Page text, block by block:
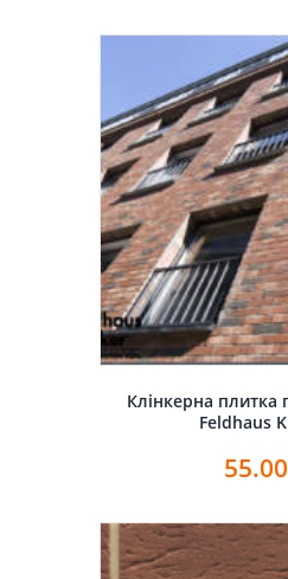
Клінкерна плитка
Feldhaus
55.00